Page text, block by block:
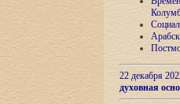
22 декабря
духовная